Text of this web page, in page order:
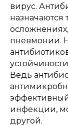
вирус.
назначаются
пневмонии.
Ведь
инфекции,
другой.